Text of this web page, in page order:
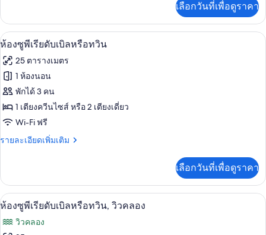
หรือ
ทวิน
เกี่ยว
กับ
ห้อง
สิ
กดับเบิล
หรือ
ทวิ
น
เลือกวันที่เพื่อดูราคา
เปิด
ภาพถ่าย
ทั้งหมด
ของ
ห้อง
ซู
พี
บเบิล
หรือ
ทวิน
ห้องซูพีเรียดับเบิลหรือทวิน | ผ้านวมข
6
ห้องซูพีเรียดับเบิลหรือทวิน
25 ตารางเมตร
1 ห้องนอน
พักได้ 3 คน
1 เตียงควีนไซส์ หรือ 2 เตียงเดี่ยว
Wi-Fi ฟรี
รายละเอียดเพิ่มเติม
ราย
เกี่ยว
กับ
ห้อง
พี
เลือกวันที่เพื่อดูราคา
เปิด
ภาพถ่าย
ห้องซูพีเรียดับเบิลหรือทวิน, วิวคลอง |
4
ห้องซูพีเรียดับเบิลหรือทวิน, วิวคลอง
วิวคลอง